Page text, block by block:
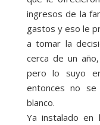
ingresos de la
gastos y eso le
a tomar la
cerca de un
pero lo suyo
entonces no
blanco.
Ya instalado en